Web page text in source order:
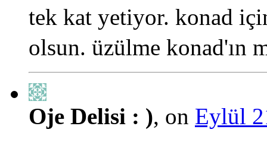
tek kat yetiyor. konad
olsun. üzülme konad'ın
Oje Delisi : ), on Eylül